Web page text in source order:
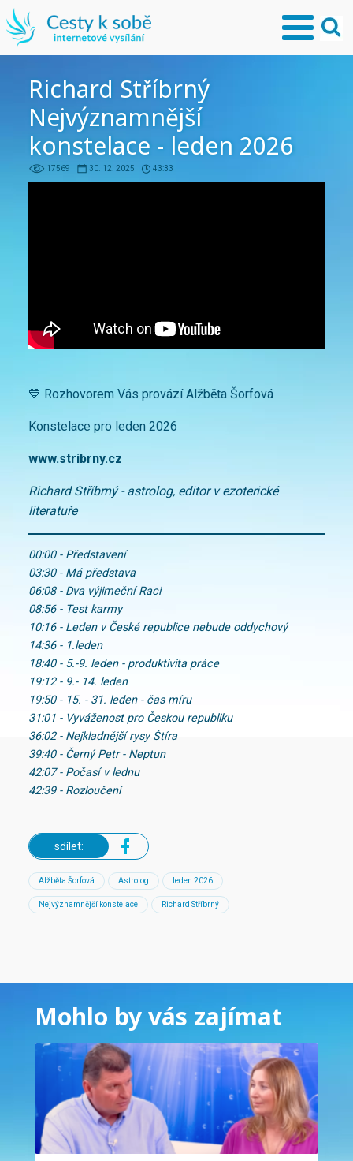
Richard Stříbrný
Nejvýznamnější
konstelace - leden 2026
17569 30. 12. 2025 43:33
💙 Rozhovorem Vás provází Alžběta Šorfová
Konstelace pro leden 2026
www.stribrny.cz
Richard Stříbrný - astrolog, editor v ezoterické
literatuře
00:00 - Představení
03:30 - Má představa
06:08 - Dva výjimeční Raci
08:56 - Test karmy
10:16 - Leden v České republice nebude oddychový
14:36 - 1.leden
18:40 - 5.-9. leden - produktivita práce
19:12 - 9.- 14. leden
19:50 - 15. - 31. leden - čas míru
31:01 - Vyváženost pro Českou republiku
36:02 - Nejkladnější rysy Štíra
39:40 - Černý Petr - Neptun
42:07 - Počasí v lednu
42:39 - Rozloučení
sdílet:
Alžběta Šorfová Astrolog leden 2026
Nejvýznamnější konstelace Richard Stříbrný
Mohlo by vás zajímat